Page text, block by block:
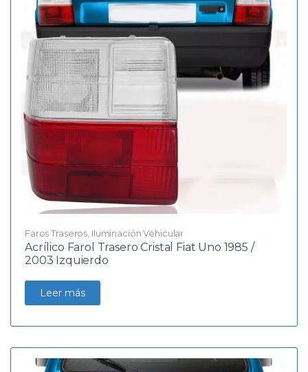
Faros Traseros Iluminación Vehicular
Acrílico Farol Trasero Cristal Fiat Uno 1985 /
2003 Izquierdo
Leer más